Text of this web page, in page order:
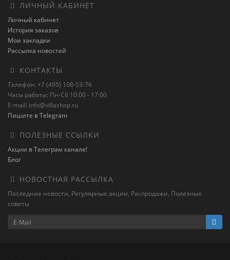
ЛИЧНЫЙ КАБИНЕТ
Личный кабинет
История заказов
Мои закладки
Рассылка новостей
КОНТАКТЫ
Телефон: +7 (495) 108-53-76
Часы работы: Пн-Сб 10:00 - 17:00
E-mail: info@villashop.ru
Пишите в Telegram
ПОЛЕЗНЫЕ ССЫЛКИ
Акции в Телеграм канале!
Блог
НОВОСТНАЯ РАССЫЛКА
Последние новости, Регулярные акции, Распродажи, Полезные
советы